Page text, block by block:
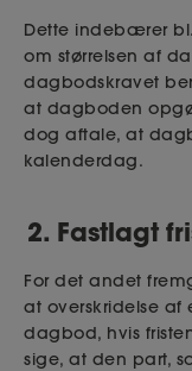
Dette indebærer
om størrelsen af
dagbodskravet
at dagboden
dog aftale, at
kalenderdag.
2. Fastlagt
For det andet
at overskridelse af
dagbod, hvis
sige, at den part,